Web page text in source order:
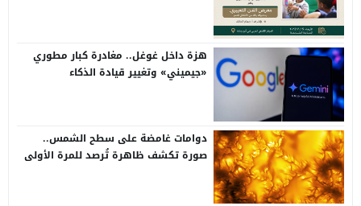
هزة داخل غوغل.. مغادرة كبار مطوري
«جيميني» وتغيير قيادة الذكاء
دوامات غامضة على سطح الشمس..
صورة تكشف ظاهرة تُرصد للمرة الأولى